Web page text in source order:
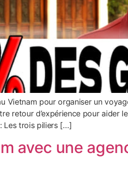
Vietnam pour organiser un
retour d’expérience pour aider
Les trois piliers […]
avec une